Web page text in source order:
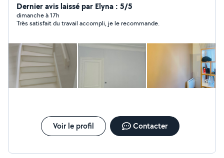
Sérieux, ponctuel et à l'écoute de mes clients, je
m'engage à respecter les délais et à assurer une finition
impeccable. Intervention à Paris et en Île-de-France.
projet
Dernier avis laissé par Elyna : 5/5
dimanche à 17h
Très satisfait du travail accompli, je le recommande.
Voir le profil Contacter